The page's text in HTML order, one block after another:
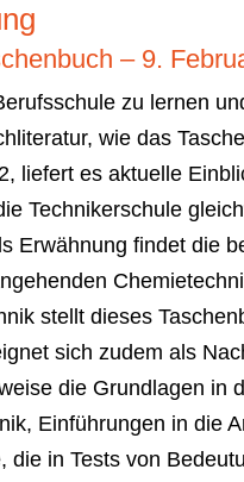
– 9.
zu lernen
wie das
liefert es aktuelle
Technikerschule
Erwähnung findet die
stellt dieses
sich zudem als
die Grundlagen in
Einführungen in die
die in Tests von